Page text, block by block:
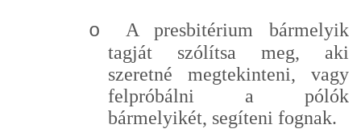
o
A presbitérium bármelyik
tagját szólítsa meg, aki
szeretné megtekinteni, vagy
felpróbálni a pólók
bármelyikét, segíteni fognak.